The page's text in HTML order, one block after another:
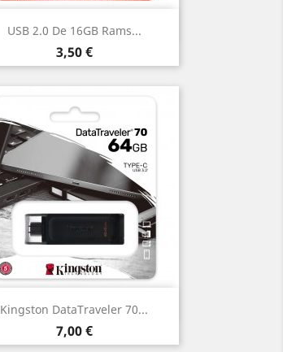
USB 2.0 De 16GB Rams...
Precio
3,50 €
Vista rápida
Kingston DataTraveler 70...
Precio
7,00 €
Vista rápida